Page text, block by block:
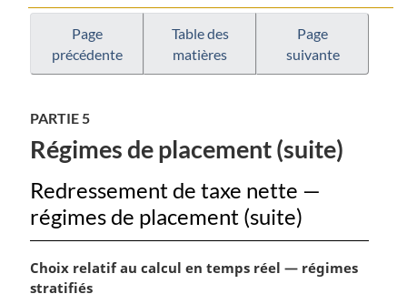
sur
la
méthode
d’attribution
institutions
désignées
particulières
(TPS/TVH)
Règlement
sur
méthode
aux
financières
désignées
particulières
(TPS/TVH)
Règlement
méthode
aux
financières
désignées
particulières
(TPS/TVH)
Page
précédente
Table des
matières
Page
suivante
PARTIE 5
Régimes de placement (suite)
Redressement de taxe nette —
régimes de placement (suite)
N
o
Choix relatif au calcul en temps réel — régimes
stratifiés